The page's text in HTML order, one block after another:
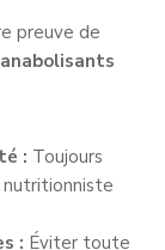
preuve de
: Toujours
nutritionniste
: Éviter toute